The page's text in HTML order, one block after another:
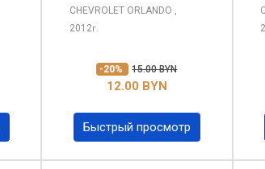
CHEVROLET ORLANDO ,
2012г.
-20% 15.00 BYN
12.00 BYN
Быстрый просмотр